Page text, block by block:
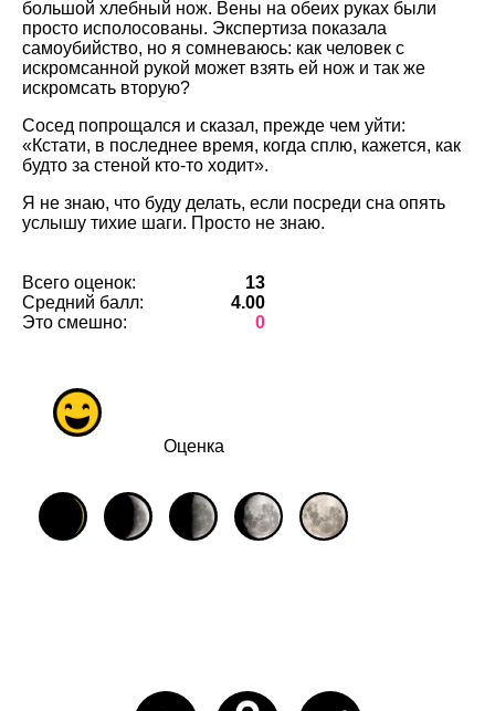
большой хлебный нож. Вены на обеих руках были
просто исполосованы. Экспертиза показала
самоубийство, но я сомневаюсь: как человек с
искромсанной рукой может взять ей нож и так же
искромсать вторую?
Сосед попрощался и сказал, прежде чем уйти:
«Кстати, в последнее время, когда сплю, кажется, как
будто за стеной кто-то ходит».
Я не знаю, что буду делать, если посреди сна опять
услышу тихие шаги. Просто не знаю.
Всего оценок:
13
Средний балл:
4.00
Это смешно:
0
Оценка